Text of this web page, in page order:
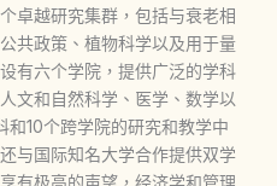
卓越研究集群，包括与衰老相
共政策、植物科学以及用于量
有六个学院，提供广泛的学科
文和自然科学、医学、数学以
和10个跨学院的研究和教学中
与国际知名大学合作提供双学